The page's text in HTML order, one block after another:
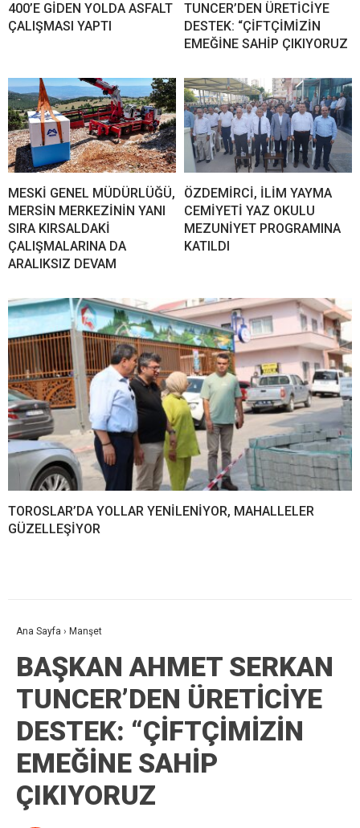
400’E GİDEN YOLDA ASFALT
ÇALIŞMASI YAPTI
TUNCER’DEN ÜRETİCİYE
DESTEK: “ÇİFTÇİMİZİN
EMEĞİNE SAHİP ÇIKIYORUZ
MESKİ GENEL MÜDÜRLÜĞÜ,
MERSİN MERKEZİNİN YANI
SIRA KIRSALDAKİ
ÇALIŞMALARINA DA
ARALIKSIZ DEVAM
ÖZDEMİRCİ, İLİM YAYMA
CEMİYETİ YAZ OKULU
MEZUNİYET PROGRAMINA
KATILDI
TOROSLAR’DA YOLLAR YENİLENİYOR, MAHALLELER
GÜZELLEŞİYOR
Ana Sayfa › Manşet
BAŞKAN AHMET SERKAN
TUNCER’DEN ÜRETİCİYE
DESTEK: “ÇİFTÇİMİZİN
EMEĞİNE SAHİP
ÇIKIYORUZ